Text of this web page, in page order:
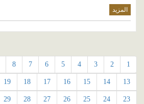
المزيد
1
2
3
4
5
6
7
8
13
14
15
16
17
18
19
23
24
25
26
27
28
29